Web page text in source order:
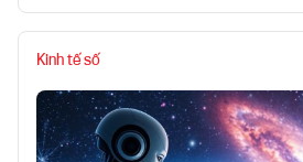
Kinh tế số